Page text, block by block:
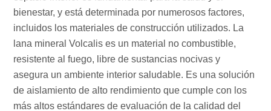
bienestar, y está determinada por numerosos factores,
incluidos los materiales de construcción utilizados. La
lana mineral Volcalis es un material no combustible,
resistente al fuego, libre de sustancias nocivas y
asegura un ambiente interior saludable. Es una solución
de aislamiento de alto rendimiento que cumple con los
más altos estándares de evaluación de la calidad del